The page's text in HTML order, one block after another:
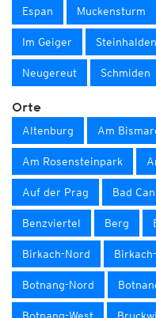
Espan Muckensturm
Im Geiger
Neugereut Schmiden
Orte
Altenburg Am
Am Rosensteinpark
Auf der Prag Bad
Benzviertel Berg
Birkach-Nord
Botnang-Nord